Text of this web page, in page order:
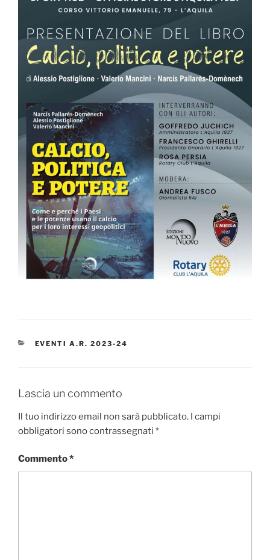
CATEGORIE
EVENTI A.R. 2023-24
Lascia un commento
Il tuo indirizzo email non sarà pubblicato. I campi
obbligatori sono contrassegnati *
Commento*